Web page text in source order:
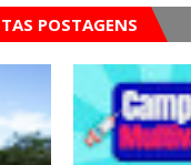
POSTAGENS